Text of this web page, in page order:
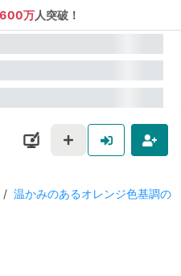
万人突破！
/ 温かみのあるオレンジ色基調の